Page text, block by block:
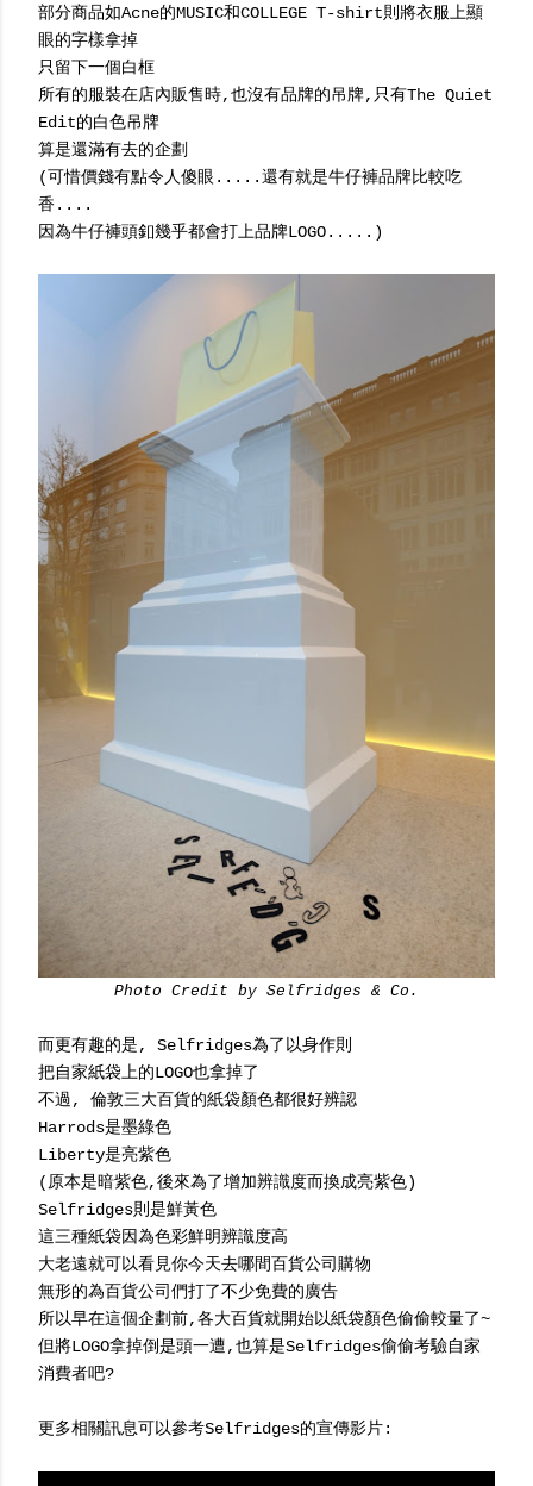
部分商品如Acne的MUSIC和COLLEGE T-shirt則將衣服上顯
眼的字樣拿掉
只留下一個白框
所有的服裝在店內販售時,也沒有品牌的吊牌,只有The Quiet
Edit的白色吊牌
算是還滿有去的企劃
(可惜價錢有點令人傻眼.....還有就是牛仔褲品牌比較吃
香....
因為牛仔褲頭釦幾乎都會打上品牌LOGO.....)
Photo Credit by Selfridges & Co.
而更有趣的是, Selfridges為了以身作則
把自家紙袋上的LOGO也拿掉了
不過, 倫敦三大百貨的紙袋顏色都很好辨認
Harrods是墨綠色
Liberty是亮紫色
(原本是暗紫色,後來為了增加辨識度而換成亮紫色)
Selfridges則是鮮黃色
這三種紙袋因為色彩鮮明辨識度高
大老遠就可以看見你今天去哪間百貨公司購物
無形的為百貨公司們打了不少免費的廣告
所以早在這個企劃前,各大百貨就開始以紙袋顏色偷偷較量了~
但將LOGO拿掉倒是頭一遭,也算是Selfridges偷偷考驗自家
消費者吧?
更多相關訊息可以參考Selfridges的宣傳影片: